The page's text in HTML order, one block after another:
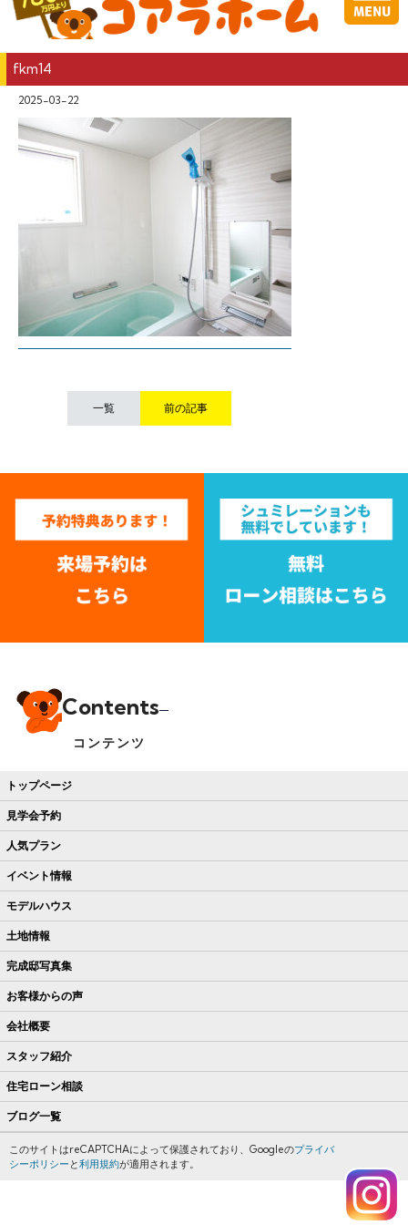
fkm14
2025-03-22
一覧 前の記事
Contents
コンテンツ
トップページ
見学会予約
人気プラン
イベント情報
モデルハウス
土地情報
完成邸写真集
お客様からの声
会社概要
スタッフ紹介
住宅ローン相談
ブログ一覧
このサイトはreCAPTCHAによって保護されており、Googleのプライバ
シーポリシー と利用規約が適用されます。